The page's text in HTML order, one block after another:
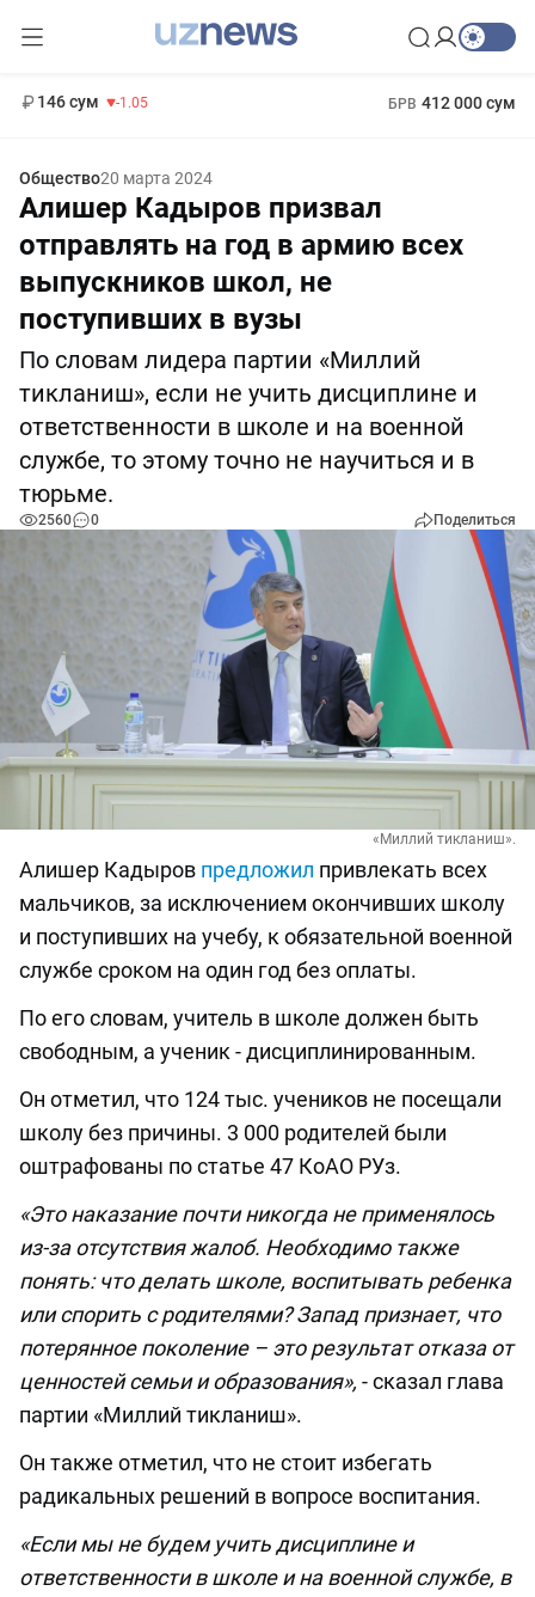
146 сум -1.05 БРВ 412 000 сум
Общество20 марта 2024
Алишер Кадыров призвал
отправлять на год в армию всех
выпускников школ, не
поступивших в вузы
По словам лидера партии «Миллий
тикланиш», если не учить дисциплине и
ответственности в школе и на военной
службе, то этому точно не научиться и в
тюрьме.
2560 0 Поделиться
«Миллий тикланиш».
Алишер Кадыров предложил привлекать всех
мальчиков, за исключением окончивших школу
и поступивших на учебу, к обязательной военной
службе сроком на один год без оплаты.
По его словам, учитель в школе должен быть
свободным, а ученик - дисциплинированным.
Он отметил, что 124 тыс. учеников не посещали
школу без причины. 3 000 родителей были
оштрафованы по статье 47 КоАО РУз.
«Это наказание почти никогда не применялось
из-за отсутствия жалоб. Необходимо также
понять: что делать школе, воспитывать ребенка
или спорить с родителями? Запад признает, что
потерянное поколение – это результат отказа от
ценностей семьи и образования», - сказал глава
партии «Миллий тикланиш».
Он также отметил, что не стоит избегать
радикальных решений в вопросе воспитания.
«Если мы не будем учить дисциплине и
ответственности в школе и на военной службе, в